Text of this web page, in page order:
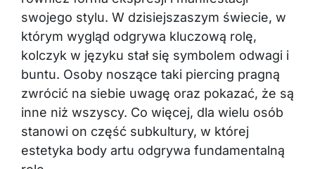
swojego stylu. W dzisiejszaszym świecie, w
którym wygląd odgrywa kluczową rolę,
kolczyk w języku stał się symbolem odwagi i
buntu. Osoby noszące taki piercing pragną
zwrócić na siebie uwagę oraz pokazać, że są
inne niż wszyscy. Co więcej, dla wielu osób
stanowi on część subkultury, w której
estetyka body artu odgrywa fundamentalną
rolę.